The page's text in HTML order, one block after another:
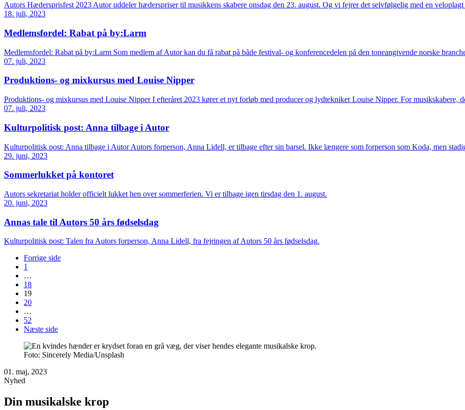
Autors Hædersprisfest 2023 Autor uddeler hæderspriser til musikkens skabere onsdag den 23. august. Og vi fejrer det selvfølgelig med en
18. juli, 2023
Medlemsfordel: Rabat på by:Larm
Medlemsfordel: Rabat på by:Larm Som medlem af Autor kan du få rabat på både festival- og konferencedelen på den toneangivende norske
07. juli, 2023
Produktions- og mixkursus med Louise Nipper
Produktions- og mixkursus med Louise Nipper I efteråret 2023 kører et nyt forløb med producer og lydtekniker Louise Nipper. For musikskabere,
07. juli, 2023
Kulturpolitisk post: Anna tilbage i Autor
Kulturpolitisk post: Anna tilbage i Autor Autors forperson, Anna Lidell, er tilbage efter sin barsel. Ikke længere som forperson som Koda, men
29. juni, 2023
Sommerlukket på kontoret
Autors sekretariat holder officielt lukket hen over sommerferien. Vi er tilbage igen tirsdag den 1. august.
20. juni, 2023
Annas tale til Autors 50 års fødselsdag
Kulturpolitisk post: Talen fra Autors forperson, Anna Lidell, fra fejringen af Autors 50 års fødselsdag.
Forrige side
1
…
18
19
20
…
52
Næste side
Foto: Sincerely Media/Unsplash
01. maj, 2023
Nyhed
Din musikalske krop